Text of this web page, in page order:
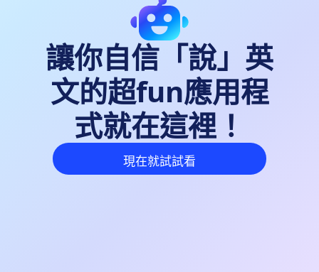
讓你自信「說」英
文的超fun應用程
式就在這裡！
現在就試試看